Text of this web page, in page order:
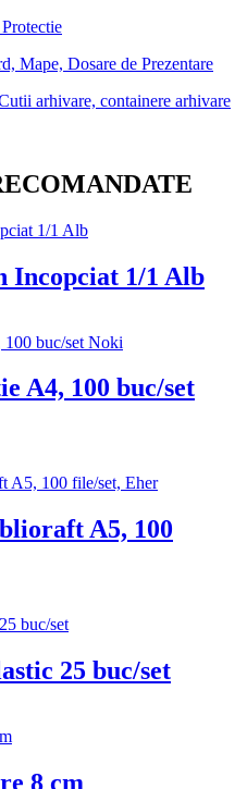
Mape, Dosare de Prezentare
arhivare, containere arhivare
Incopciat 1/1 Alb
A4, 100 buc/set
A5, 100
25 buc/set
8 cm